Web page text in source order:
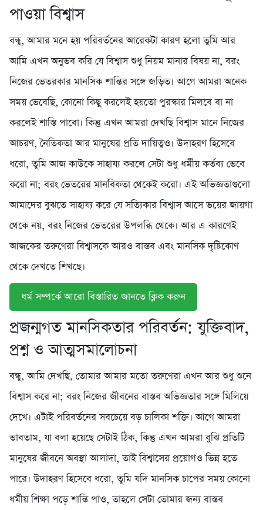
পাওয়া বিশ্বাস
বন্ধু, আমার মনে হয় পরিবর্তনের আরেকটা কারণ হলো তুমি আর
আমি এখন অনুভব করি যে বিশ্বাস শুধু নিয়ম মানার বিষয় না, বরং
নিজের ভেতরকার মানসিক শান্তির সঙ্গে জড়িত। আগে আমরা অনেক
সময় ভেবেছি, কোনো কিছু করলেই হয়তো পুরস্কার মিলবে বা না
করলেই শাস্তি পাবো। কিন্তু এখন আমরা দেখছি বিশ্বাস মানে নিজের
আচরণ, নৈতিকতা আর মানুষের প্রতি দায়িত্বও। উদাহরণ হিসেবে
ধরো, তুমি আজ কাউকে সাহায্য করলে সেটা শুধু ধর্মীয় কর্তব্য ভেবে
করো না; বরং ভেতরের মানবিকতা থেকেই করো। এই অভিজ্ঞতাগুলো
আমাদের বুঝতে সাহায্য করে যে সত্যিকার বিশ্বাস আসে ভয়ের জায়গা
থেকে নয়, বরং নিজের ভেতরের উপলব্ধি থেকে। আর এ কারণেই
আজকের তরুণেরা বিশ্বাসকে আরও বাস্তব এবং মানসিক দৃষ্টিকোণ
থেকে দেখতে শিখছে।
ধর্ম সম্পর্কে আরো বিস্তারিত জানতে ক্লিক করুন
প্রজন্মগত মানসিকতার পরিবর্তন: যুক্তিবাদ,
প্রশ্ন ও আত্মসমালোচনা
বন্ধু, আমি দেখছি, তোমার আমার মতো তরুণেরা এখন আর শুধু শুনে
বিশ্বাস করে না; বরং নিজের জীবনের বাস্তব অভিজ্ঞতার সঙ্গে মিলিয়ে
দেখে। এটাই পরিবর্তনের সবচেয়ে বড় চালিকা শক্তি। আগে আমরা
ভাবতাম, যা বলা হয়েছে সেটাই ঠিক, কিন্তু এখন আমরা বুঝি প্রতিটি
মানুষের জীবনে অবস্থা আলাদা, তাই বিশ্বাসের প্রয়োগও ভিন্ন হতে
পারে। উদাহরণ হিসেবে ধরো, তুমি যদি মানসিক চাপের সময় কোনো
ধর্মীয় শিক্ষা পড়ে শান্তি পাও, তাহলে সেটা তোমার জন্য বাস্তব